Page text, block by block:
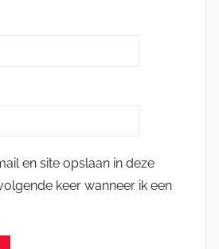
en site opslaan in deze
keer wanneer ik een